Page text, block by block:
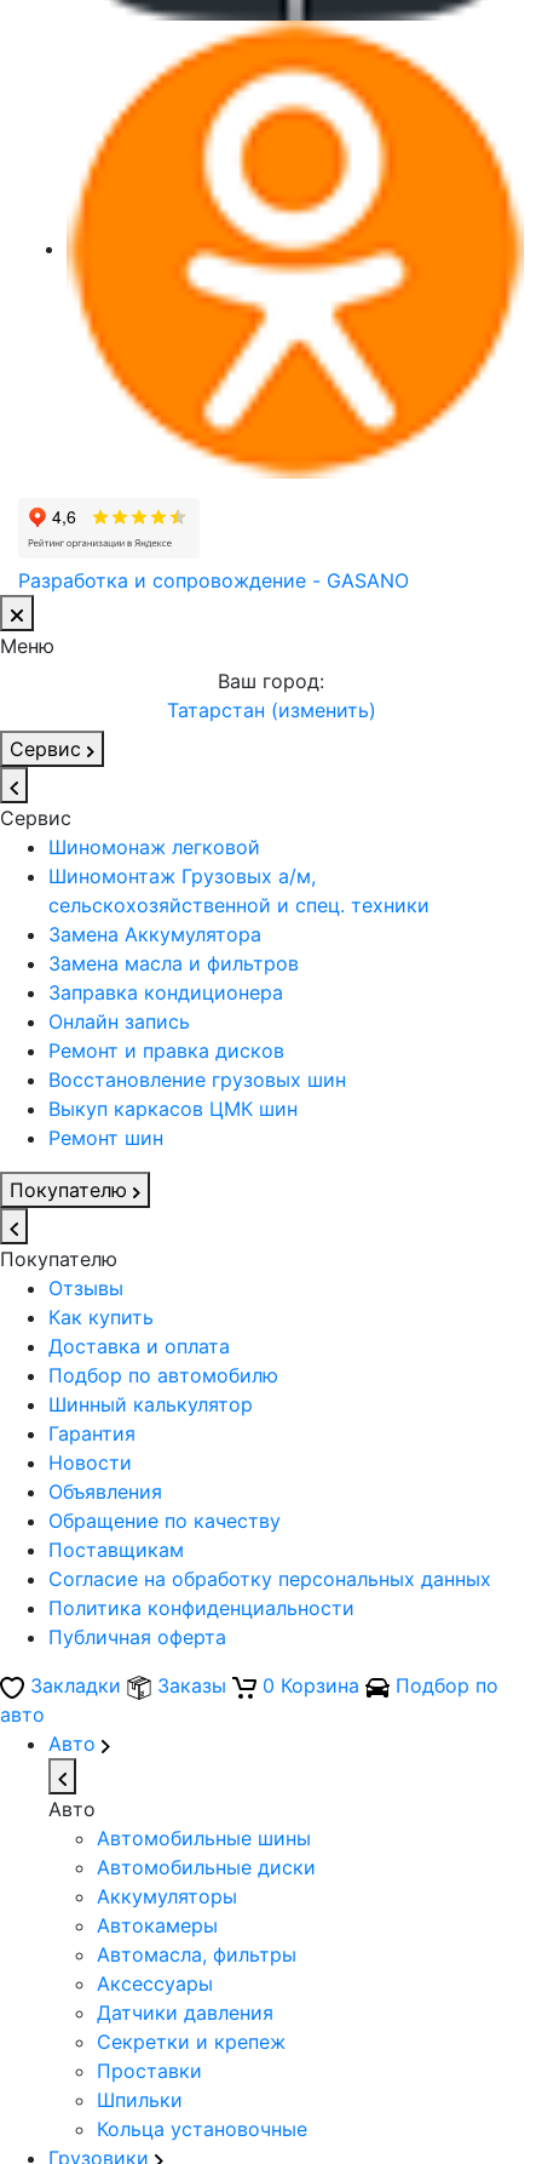
Разработка и сопровождение - GASANO
Меню
Ваш город:
Татарстан (изменить)
Сервис
Сервис
Шиномонаж легковой
Шиномонтаж Грузовых а/м,
сельскохозяйственной и спец. техники
Замена Аккумулятора
Замена масла и фильтров
Заправка кондиционера
Онлайн запись
Ремонт и правка дисков
Восстановление грузовых шин
Выкуп каркасов ЦМК шин
Ремонт шин
Покупателю
Покупателю
Отзывы
Как купить
Доставка и оплата
Подбор по автомобилю
Шинный калькулятор
Гарантия
Новости
Объявления
Обращение по качеству
Поставщикам
Согласие на обработку персональных данных
Политика конфиденциальности
Публичная оферта
Закладки
Заказы 0 Корзина
Подбор по
авто
Авто
Авто
Автомобильные шины
Автомобильные диски
Аккумуляторы
Автокамеры
Автомасла, фильтры
Аксессуары
Датчики давления
Секретки и крепеж
Проставки
Шпильки
Кольца установочные
Грузовики